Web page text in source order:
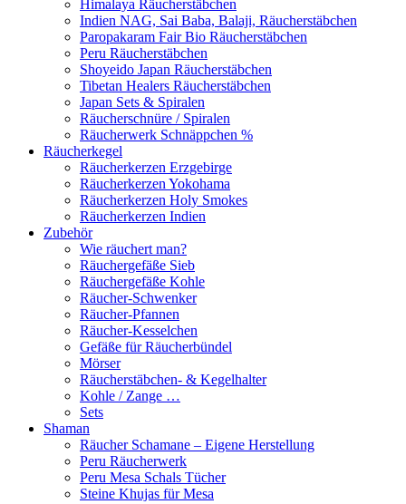
Himalaya Räucherstäbchen
Indien NAG, Sai Baba, Balaji, Räucherstäbchen
Paropakaram Fair Bio Räucherstäbchen
Peru Räucherstäbchen
Shoyeido Japan Räucherstäbchen
Tibetan Healers Räucherstäbchen
Japan Sets & Spiralen
Räucherschnüre / Spiralen
Räucherwerk Schnäppchen %
Räucherkegel
Räucherkerzen Erzgebirge
Räucherkerzen Yokohama
Räucherkerzen Holy Smokes
Räucherkerzen Indien
Zubehör
Wie räuchert man?
Räuchergefäße Sieb
Räuchergefäße Kohle
Räucher-Schwenker
Räucher-Pfannen
Räucher-Kesselchen
Gefäße für Räucherbündel
Mörser
Räucherstäbchen- & Kegelhalter
Kohle / Zange …
Sets
Shaman
Räucher Schamane – Eigene Herstellung
Peru Räucherwerk
Peru Mesa Schals Tücher
Steine Khujas für Mesa